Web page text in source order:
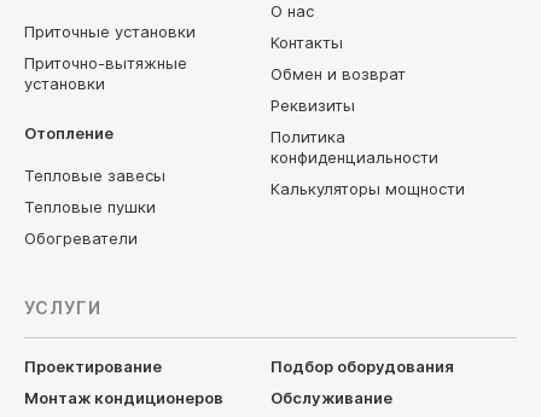
Приточные установки
Приточно-вытяжные
установки
Отопление
Тепловые завесы
Тепловые пушки
Обогреватели
О нас
Контакты
Обмен и возврат
Реквизиты
Политика
конфиденциальности
Калькуляторы мощности
УСЛУГИ
Проектирование
Подбор оборудования
Монтаж кондиционеров
Обслуживание